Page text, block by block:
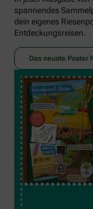
spannendes
dein eigenes
Entdeckungsreisen.
Das neuste Poster